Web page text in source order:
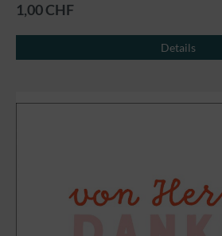
1,00 CHF
Details